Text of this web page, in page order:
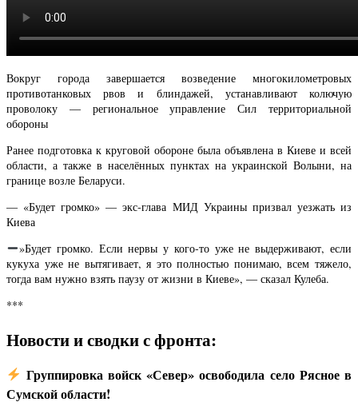
Вокруг города завершается возведение многокилометровых
противотанковых рвов и блиндажей, устанавливают колючую
проволоку — региональное управление Сил территориальной
обороны
Ранее подготовка к круговой обороне была объявлена в Киеве и всей
области, а также в населённых пунктах на украинской Волыни, на
границе возле Беларуси.
— «Будет громко» — экс-глава МИД Украины призвал уезжать из
Киева
»Будет громко. Если нервы у кого-то уже не выдерживают, если
кукуха уже не вытягивает, я это полностью понимаю, всем тяжело,
тогда вам нужно взять паузу от жизни в Киеве», — сказал Кулеба.
***
Новости и сводки с фронта:
Группировка войск «Север» освободила село Рясное в
Сумской области!